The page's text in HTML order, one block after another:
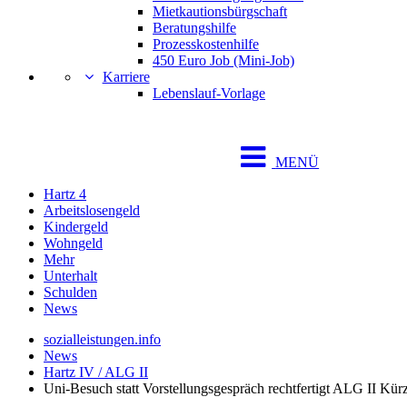
Mietkautionsbürgschaft
Beratungshilfe
Prozesskostenhilfe
450 Euro Job (Mini-Job)
Karriere
Lebenslauf-Vorlage
MENÜ
Hartz 4
Arbeitslosengeld
Kindergeld
Wohngeld
Mehr
Unterhalt
Schulden
News
sozialleistungen.info
News
Hartz IV / ALG II
Uni-Besuch statt Vorstellungsgespräch rechtfertigt ALG II